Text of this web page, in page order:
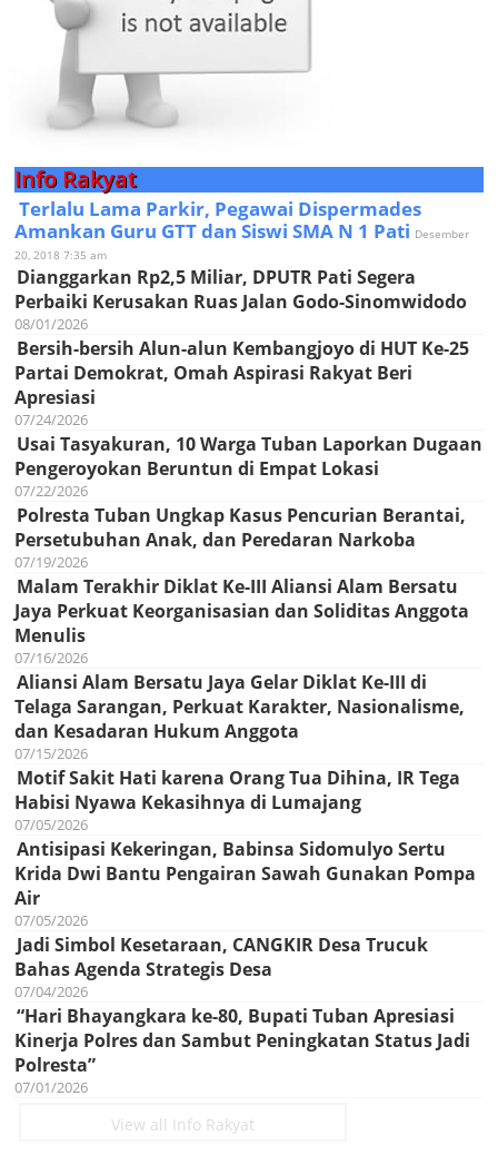
Info Rakyat
Terlalu Lama Parkir, Pegawai Dispermades
Amankan Guru GTT dan Siswi SMA N 1 Pati Desember
20, 2018 7:35 am
Dianggarkan Rp2,5 Miliar, DPUTR Pati Segera
Perbaiki Kerusakan Ruas Jalan Godo-Sinomwidodo
08/01/2026
Bersih-bersih Alun-alun Kembangjoyo di HUT Ke-25
Partai Demokrat, Omah Aspirasi Rakyat Beri
Apresiasi
07/24/2026
Usai Tasyakuran, 10 Warga Tuban Laporkan Dugaan
Pengeroyokan Beruntun di Empat Lokasi
07/22/2026
Polresta Tuban Ungkap Kasus Pencurian Berantai,
Persetubuhan Anak, dan Peredaran Narkoba
07/19/2026
Malam Terakhir Diklat Ke-III Aliansi Alam Bersatu
Jaya Perkuat Keorganisasian dan Soliditas Anggota
Menulis
07/16/2026
Aliansi Alam Bersatu Jaya Gelar Diklat Ke-III di
Telaga Sarangan, Perkuat Karakter, Nasionalisme,
dan Kesadaran Hukum Anggota
07/15/2026
Motif Sakit Hati karena Orang Tua Dihina, IR Tega
Habisi Nyawa Kekasihnya di Lumajang
07/05/2026
Antisipasi Kekeringan, Babinsa Sidomulyo Sertu
Krida Dwi Bantu Pengairan Sawah Gunakan Pompa
Air
07/05/2026
Jadi Simbol Kesetaraan, CANGKIR Desa Trucuk
Bahas Agenda Strategis Desa
07/04/2026
“Hari Bhayangkara ke-80, Bupati Tuban Apresiasi
Kinerja Polres dan Sambut Peningkatan Status Jadi
Polresta”
07/01/2026
View all Info Rakyat